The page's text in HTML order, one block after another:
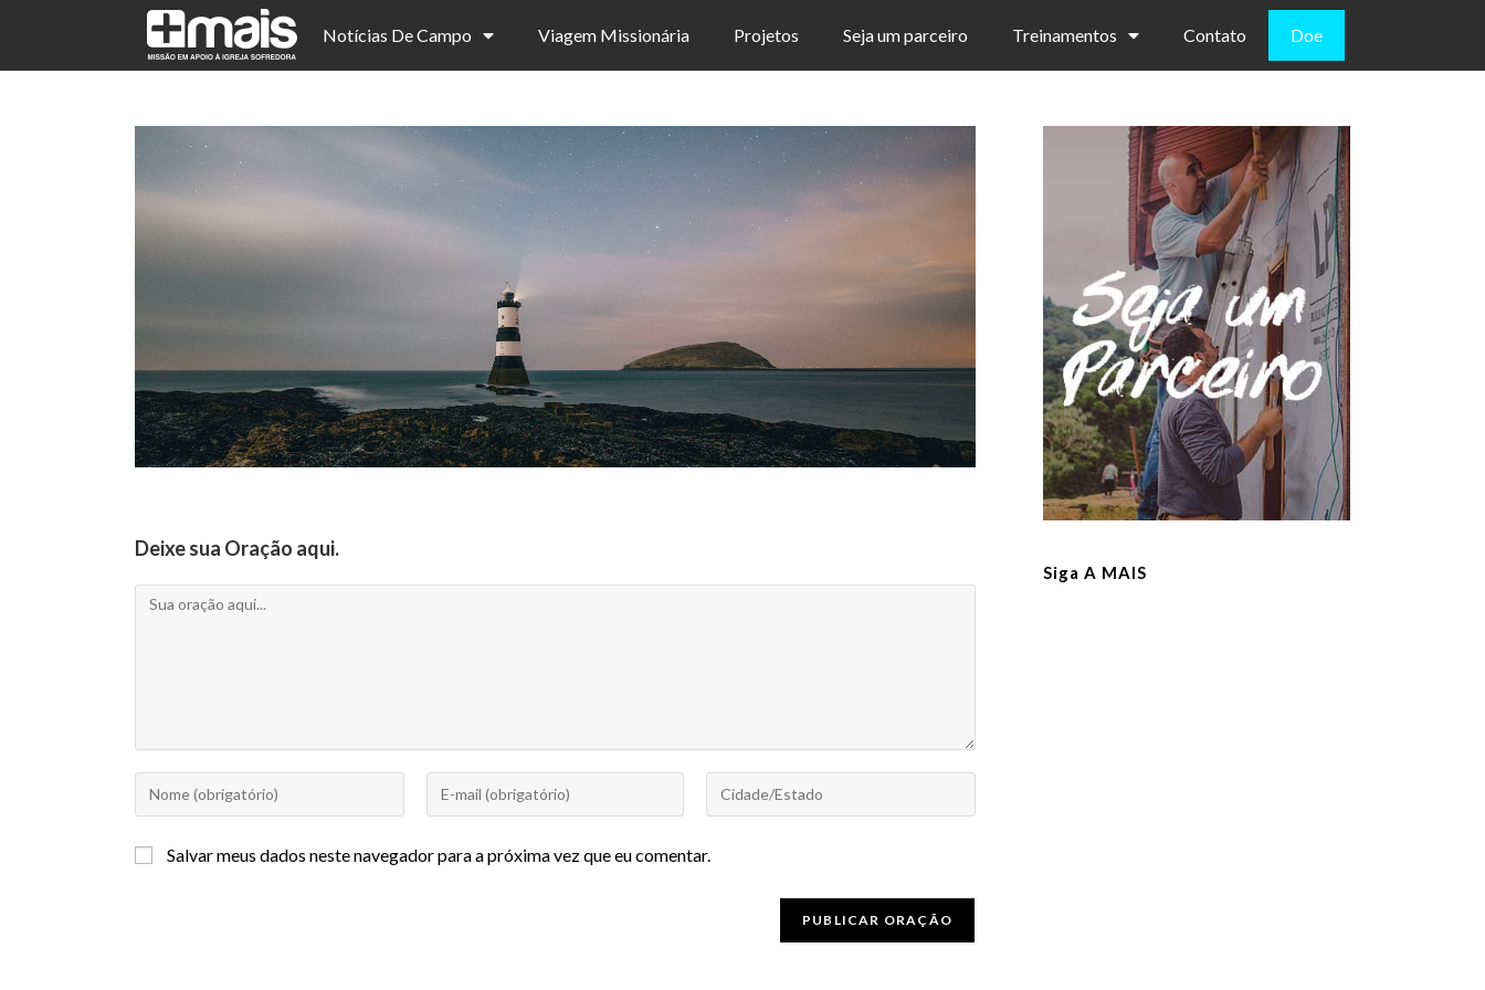
Notícias De Campo Viagem Missionária Projetos Seja um parceiro Treinamentos Contato Doe
Deixe sua Oração aqui.
Salvar meus dados neste navegador para a próxima vez que eu comentar.
Siga A MAIS